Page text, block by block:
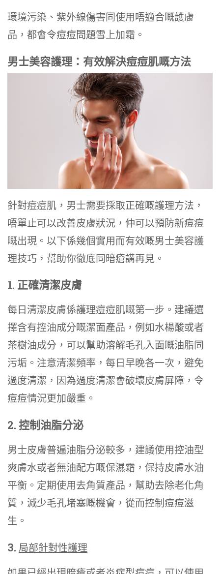
環境污染、紫外線傷害同使用唔適合嘅護膚
品，都會令痘痘問題雪上加霜。
男士美容護理：有效解決痘痘肌嘅方法
針對痘痘肌，男士需要採取正確嘅護理方法，
唔單止可以改善皮膚狀況，仲可以預防新痘痘
嘅出現。以下係幾個實用而有效嘅男士美容護
理技巧，幫助你徹底同暗瘡講再見。
1. 正確清潔皮膚
每日清潔皮膚係護理痘痘肌嘅第一步。建議選
擇含有控油成分嘅潔面產品，例如水楊酸或者
茶樹油成分，可以幫助溶解毛孔入面嘅油脂同
污垢。注意清潔頻率，每日早晚各一次，避免
過度清潔，因為過度清潔會破壞皮膚屏障，令
痘痘情況更加嚴重。
2. 控制油脂分泌
男士皮膚普遍油脂分泌較多，建議使用控油型
爽膚水或者無油配方嘅保濕霜，保持皮膚水油
平衡。定期使用去角質產品，幫助去除老化角
質，減少毛孔堵塞嘅機會，從而控制痘痘滋
生。
3. 局部針對性護理